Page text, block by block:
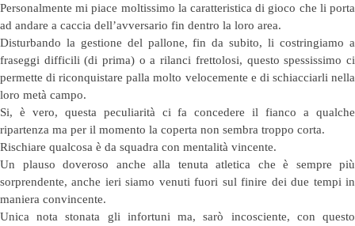
Personalmente mi piace moltissimo la caratteristica di gioco che li porta
ad andare a caccia dell’avversario fin dentro la loro area.
Disturbando la gestione del pallone, fin da subito, li costringiamo a
fraseggi difficili (di prima) o a rilanci frettolosi, questo spessissimo ci
permette di riconquistare palla molto velocemente e di schiacciarli nella
loro metà campo.
Si, è vero, questa peculiarità ci fa concedere il fianco a qualche
ripartenza ma per il momento la coperta non sembra troppo corta.
Rischiare qualcosa è da squadra con mentalità vincente.
Un plauso doveroso anche alla tenuta atletica che è sempre più
sorprendente, anche ieri siamo venuti fuori sul finire dei due tempi in
maniera convincente.
Unica nota stonata gli infortuni ma, sarò incosciente, con questo